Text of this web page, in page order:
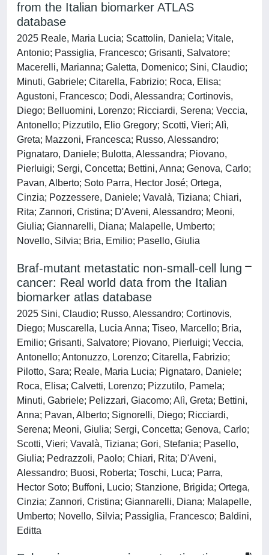
from the Italian biomarker ATLAS
database
2025 Reale, Maria Lucia; Scattolin, Daniela; Vitale,
Antonio; Passiglia, Francesco; Grisanti, Salvatore;
Macerelli, Marianna; Galetta, Domenico; Sini, Claudio;
Minuti, Gabriele; Citarella, Fabrizio; Roca, Elisa;
Agustoni, Francesco; Dodi, Alessandra; Cortinovis,
Diego; Belluomini, Lorenzo; Ricciardi, Serena; Veccia,
Antonello; Pizzutilo, Elio Gregory; Scotti, Vieri; Alì,
Greta; Mazzoni, Francesca; Russo, Alessandro;
Pignataro, Daniele; Bulotta, Alessandra; Piovano,
Pierluigi; Sergi, Concetta; Bettini, Anna; Genova, Carlo;
Pavan, Alberto; Soto Parra, Hector José; Ortega,
Cinzia; Pozzessere, Daniele; Vavalà, Tiziana; Chiari,
Rita; Zannori, Cristina; D'Aveni, Alessandro; Meoni,
Giulia; Giannarelli, Diana; Malapelle, Umberto;
Novello, Silvia; Bria, Emilio; Pasello, Giulia
Braf-mutant metastatic non-small-cell lung
cancer: Real world data from the Italian
biomarker atlas database
2025 Sini, Claudio; Russo, Alessandro; Cortinovis,
Diego; Muscarella, Lucia Anna; Tiseo, Marcello; Bria,
Emilio; Grisanti, Salvatore; Piovano, Pierluigi; Veccia,
Antonello; Antonuzzo, Lorenzo; Citarella, Fabrizio;
Pilotto, Sara; Reale, Maria Lucia; Pignataro, Daniele;
Roca, Elisa; Calvetti, Lorenzo; Pizzutilo, Pamela;
Minuti, Gabriele; Pelizzari, Giacomo; Alì, Greta; Bettini,
Anna; Pavan, Alberto; Signorelli, Diego; Ricciardi,
Serena; Meoni, Giulia; Sergi, Concetta; Genova, Carlo;
Scotti, Vieri; Vavalà, Tiziana; Gori, Stefania; Pasello,
Giulia; Pedrazzoli, Paolo; Chiari, Rita; D'Aveni,
Alessandro; Buosi, Roberta; Toschi, Luca; Parra,
Hector Soto; Buffoni, Lucio; Stanzione, Brigida; Ortega,
Cinzia; Zannori, Cristina; Giannarelli, Diana; Malapelle,
Umberto; Novello, Silvia; Passiglia, Francesco; Baldini,
Editta